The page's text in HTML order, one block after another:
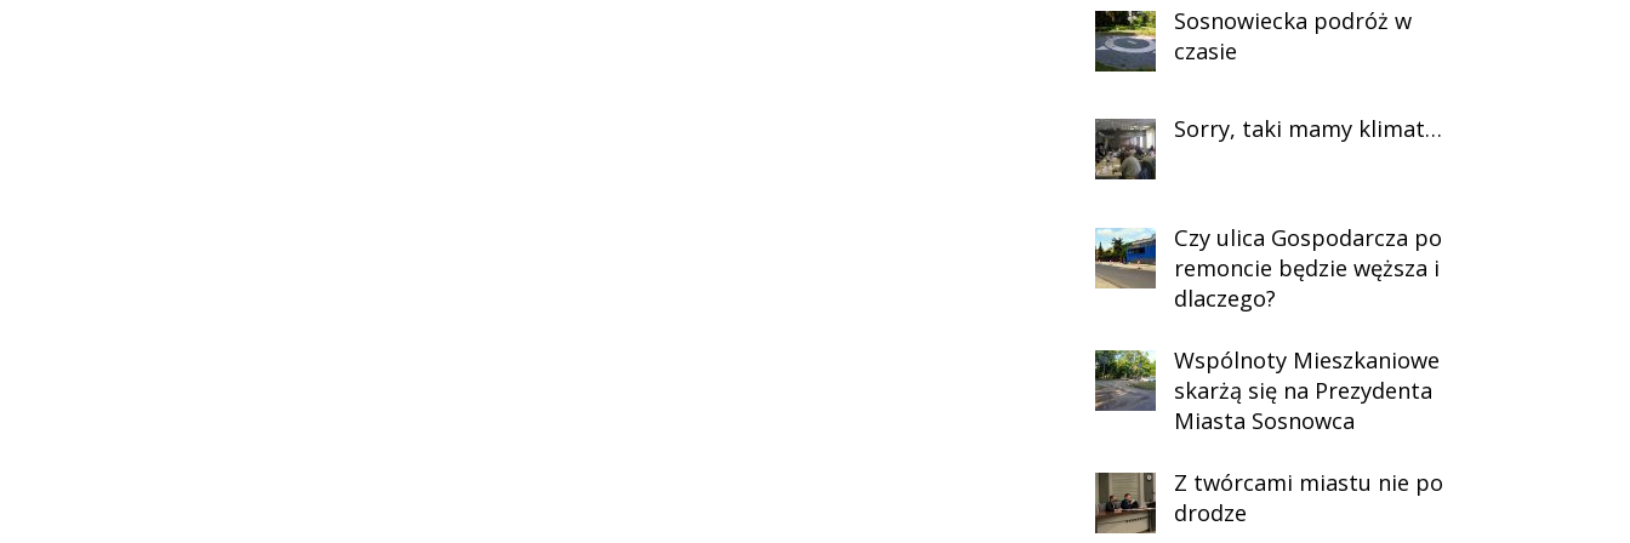
Sosnowiecka podróż w
czasie
Sorry, taki mamy klimat…
Czy ulica Gospodarcza po
remoncie będzie węższa i
dlaczego?
Wspólnoty Mieszkaniowe
skarżą się na Prezydenta
Miasta Sosnowca
Z twórcami miastu nie po
drodze